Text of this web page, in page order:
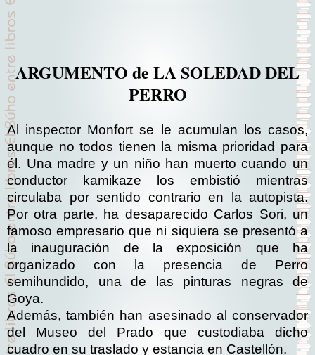
ARGUMENTO de LA SOLEDAD DEL
PERRO
Al inspector Monfort se le acumulan los casos,
aunque no todos tienen la misma prioridad para
él. Una madre y un niño han muerto cuando un
conductor kamikaze los embistió mientras
circulaba por sentido contrario en la autopista.
Por otra parte, ha desaparecido Carlos Sori, un
famoso empresario que ni siquiera se presentó a
la inauguración de la exposición que ha
organizado con la presencia de Perro
semihundido, una de las pinturas negras de
Goya.
Además, también han asesinado al conservador
del Museo del Prado que custodiaba dicho
cuadro en su traslado y estancia en Castellón.